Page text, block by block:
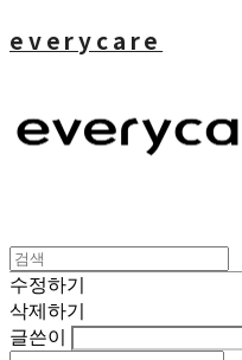
everycare
수정하기
삭제하기
글쓴이